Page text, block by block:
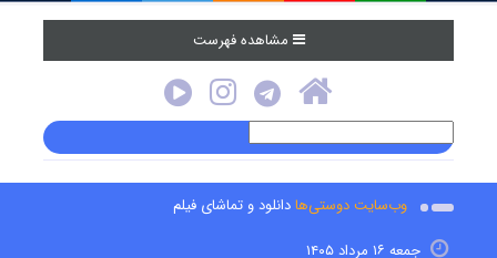
مشاهده فهرست
وب‌سایت دوستی‌هادانلود و تماشای فیلم
جمعه ۱۶ مرداد ۱۴۰۵